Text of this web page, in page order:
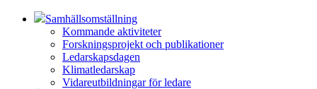
Samhällsomställning
Kommande aktiviteter
Forskningsprojekt och publikationer
Ledarskapsdagen
Klimatledarskap
Vidareutbildningar för ledare